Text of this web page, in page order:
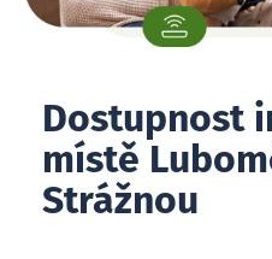
Dostupnost
místě
Strážnou